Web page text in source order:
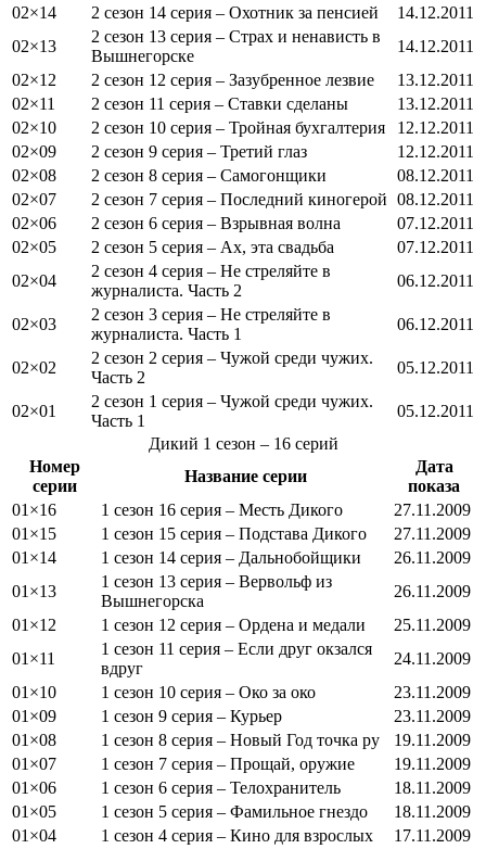
02×14
2 сезон 14 серия – Охотник за пенсией
14.12.2011
02×13
2 сезон 13 серия – Страх и ненависть в
Вышнегорске
14.12.2011
02×12
2 сезон 12 серия – Зазубренное лезвие
13.12.2011
02×11
2 сезон 11 серия – Ставки сделаны
13.12.2011
02×10
2 сезон 10 серия – Тройная бухгалтерия
12.12.2011
02×09
2 сезон 9 серия – Третий глаз
12.12.2011
02×08
2 сезон 8 серия – Самогонщики
08.12.2011
02×07
2 сезон 7 серия – Последний киногерой 08.12.2011
02×06
2 сезон 6 серия – Взрывная волна
07.12.2011
02×05
2 сезон 5 серия – Ах, эта свадьба
07.12.2011
02×04
2 сезон 4 серия – Не стреляйте в
журналиста. Часть 2
06.12.2011
02×03
2 сезон 3 серия – Не стреляйте в
журналиста. Часть 1
06.12.2011
02×02
2 сезон 2 серия – Чужой среди чужих.
Часть 2
05.12.2011
02×01
2 сезон 1 серия – Чужой среди чужих.
Часть 1
05.12.2011
Дикий 1 сезон – 16 серий
Номер
серии
Название серии
Дата
показа
01×16
1 сезон 16 серия – Месть Дикого
27.11.2009
01×15
1 сезон 15 серия – Подстава Дикого
27.11.2009
01×14
1 сезон 14 серия – Дальнобойщики
26.11.2009
01×13
1 сезон 13 серия – Вервольф из
Вышнегорска
26.11.2009
01×12
1 сезон 12 серия – Ордена и медали
25.11.2009
01×11
1 сезон 11 серия – Если друг окзался
вдруг
24.11.2009
01×10
1 сезон 10 серия – Око за око
23.11.2009
01×09
1 сезон 9 серия – Курьер
23.11.2009
01×08
1 сезон 8 серия – Новый Год точка ру
19.11.2009
01×07
1 сезон 7 серия – Прощай, оружие
19.11.2009
01×06
1 сезон 6 серия – Телохранитель
18.11.2009
01×05
1 сезон 5 серия – Фамильное гнездо
18.11.2009
01×04
1 сезон 4 серия – Кино для взрослых
17.11.2009